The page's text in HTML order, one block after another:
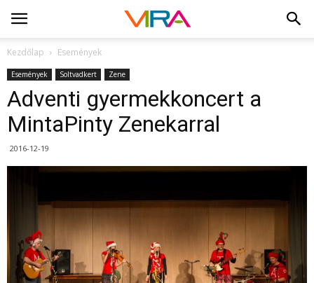
Kezdőlap Események
Események Soltvadkert Zene
Adventi gyermekkoncert a
MintaPinty Zenekarral
2016-12-19